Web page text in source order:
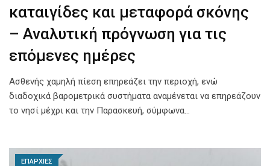
καταιγίδες και μεταφορά σκόνης
– Αναλυτική πρόγνωση για τις
επόμενες ημέρες
Ασθενής χαμηλή πίεση επηρεάζει την περιοχή, ενώ
διαδοχικά βαρομετρικά συστήματα αναμένεται να επηρεάζουν
το νησί μέχρι και την Παρασκευή, σύμφωνα…
ΕΠΑΡΧΙΕΣ